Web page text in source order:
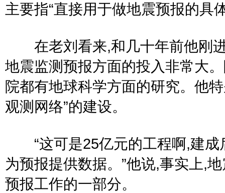
主要指“直接用于做地震预报的具
在老刘看来,和几十年前他刚进
地震监测预报方面的投入非常大
院都有地球科学方面的研究。他
观测网络”的建设。
“这可是25亿元的工程啊,建成
为预报提供数据。”他说,事实上,
预报工作的一部分。